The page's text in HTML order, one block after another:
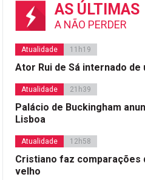
AS ÚLTIMAS
A NÃO PERDER
Atualidade 11h19
Ator Rui de Sá internado
Atualidade 21h39
Palácio de Buckingham
Lisboa
Atualidade 12h58
Cristiano faz comparações
velho